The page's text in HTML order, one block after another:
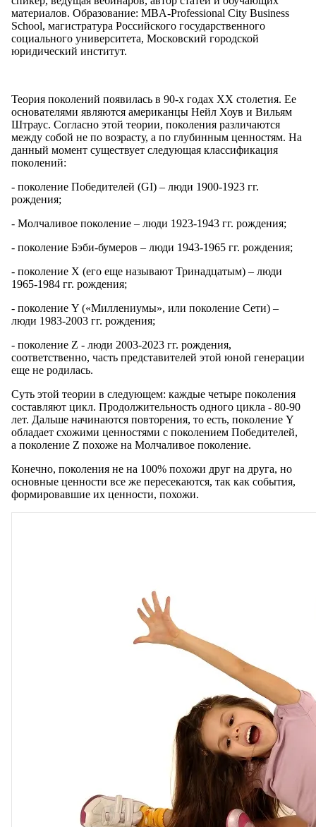
материалов. Образование: MBA-Professional City Business
School, магистратура Российского государственного
социального университета, Московский городской
юридический институт.
Теория поколений появилась в 90-х годах XX столетия. Ее
основателями являются американцы Нейл Хоув и Вильям
Штраус. Согласно этой теории, поколения различаются
между собой не по возрасту, а по глубинным ценностям. На
данный момент существует следующая классификация
поколений:
- поколение Победителей (GI) – люди 1900-1923 гг.
рождения;
- Молчаливое поколение – люди 1923-1943 гг. рождения;
- поколение Бэби-бумеров – люди 1943-1965 гг. рождения;
- поколение Х (его еще называют Тринадцатым) – люди
1965-1984 гг. рождения;
- поколение Y («Миллениумы», или поколение Сети) –
люди 1983-2003 гг. рождения;
- поколение Z - люди 2003-2023 гг. рождения,
соответственно, часть представителей этой юной генерации
еще не родилась.
Суть этой теории в следующем: каждые четыре поколения
составляют цикл. Продолжительность одного цикла - 80-90
лет. Дальше начинаются повторения, то есть, поколение Y
обладает схожими ценностями с поколением Победителей,
а поколение Z похоже на Молчаливое поколение.
Конечно, поколения не на 100% похожи друг на друга, но
основные ценности все же пересекаются, так как события,
формировавшие их ценности, похожи.